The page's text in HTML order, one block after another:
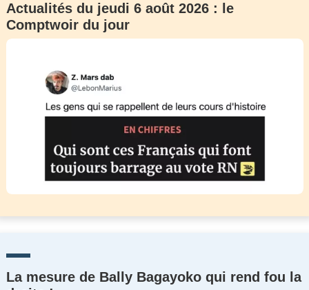
Actualités du jeudi 6 août 2026 : le
Comptwoir du jour
La mesure de Bally Bagayoko qui rend fou la